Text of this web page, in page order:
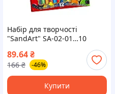
Набір для творчості
"SandArt" SA-02-01…10
89.64₴
166 ₴ -46%
Купити